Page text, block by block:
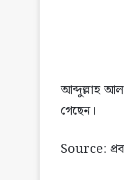
আব্দুল্লাহ
গেছেন।
Source: